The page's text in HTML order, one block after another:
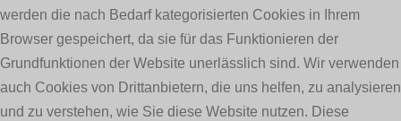
werden die nach Bedarf kategorisierten Cookies in Ihrem
Browser gespeichert, da sie für das Funktionieren der
Grundfunktionen der Website unerlässlich sind. Wir verwenden
auch Cookies von Drittanbietern, die uns helfen, zu analysieren
und zu verstehen, wie Sie diese Website nutzen. Diese